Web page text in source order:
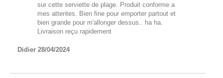
sur cette serviette de plage. Produit conforme a
mes attentes. Bien fine pour emporter partout et
bien grande pour m'allonger dessus.. ha ha.
Livraison reçu rapidement
Didier 28/04/2024